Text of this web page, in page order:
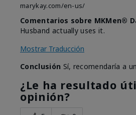
marykay.com/en-us/
Comentarios sobre MKMen®
Husband actually uses it.
Mostrar Traducción
Conclusión Sí, recomendaría a
¿Le ha resultado
opinión?